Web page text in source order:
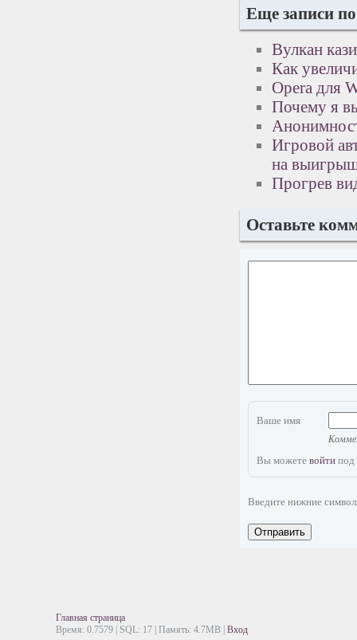
Еще записи
Вулкан
Как
Opera для
Почему я
Игровой
на
Прогрев
Оставьте
Ваше имя
Вы можете войти под
Введите нижние
Отправить
Главная страница
Время: 0.7579 | SQL: 17 | Память: 4.7MB Вход